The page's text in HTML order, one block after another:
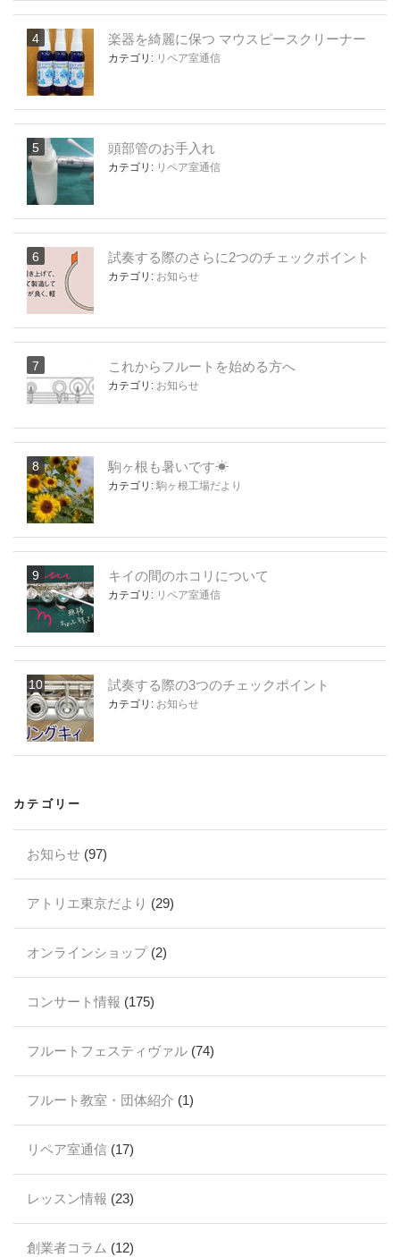
楽器を綺麗に保つ マウスピースクリーナー
カテゴリ: リペア室通信
頭部管のお手入れ
カテゴリ: リペア室通信
試奏する際のさらに2つのチェックポイント
カテゴリ: お知らせ
これからフルートを始める方へ
カテゴリ: お知らせ
駒ヶ根も暑いです☀
カテゴリ: 駒ヶ根工場だより
キイの間のホコリについて
カテゴリ: リペア室通信
試奏する際の3つのチェックポイント
カテゴリ: お知らせ
カテゴリー
お知らせ (97)
アトリエ東京だより (29)
オンラインショップ(2)
コンサート情報 (175)
フルートフェスティヴァル (74)
フルート教室・団体紹介 (1)
リペア室通信 (17)
レッスン情報 (23)
創業者コラム (12)